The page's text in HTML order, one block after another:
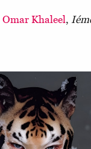
Omar Khaleel,